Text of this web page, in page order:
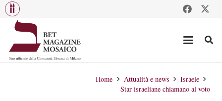
Home Attualità e news
Israele
Star israeliane chiamano al voto